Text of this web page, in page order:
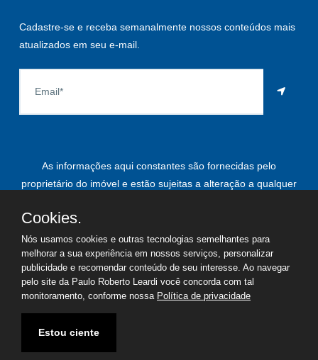
Cadastre-se e receba semanalmente nossos conteúdos mais
atualizados em seu e-mail.
As informações aqui constantes são fornecidas pelo
proprietário do imóvel e estão sujeitas a alteração a qualquer
©2026Copyright - Paulo Roberto Leardi | Todos os direitos
reservados
Cookies.
Nós usamos cookies e outras tecnologias semelhantes para
melhorar a sua experiência em nossos serviços, personalizar
publicidade e recomendar conteúdo de seu interesse. Ao navegar
pelo site da Paulo Roberto Leardi você concorda com tal
monitoramento, conforme nossa Política de privacidade
Estou ciente